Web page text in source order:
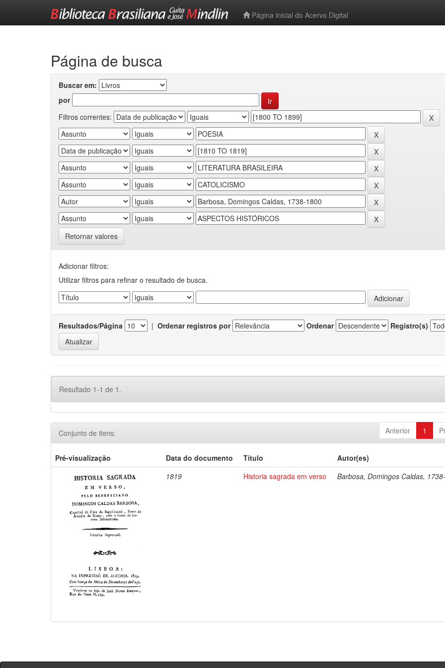
Página inicial do Acervo Digital
Página de busca
Buscar em:
por
Filtros correntes:
Retornar valores
Adicionar filtros:
Utilizar filtros para refinar o resultado de busca.
Resultados/Página | Ordenar registros por Ordenar Registro(s)
Resultado 1-1 de 1.
Anterior 1
Conjunto de itens:
Pré-visualização Data do documento Título
Autor(es)
1819
Historia sagrada em verso Barbosa, Domingos Caldas,